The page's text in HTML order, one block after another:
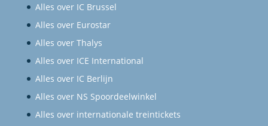
Alles over IC Brussel
Alles over Eurostar
Alles over Thalys
Alles over ICE International
Alles over IC Berlijn
Alles over NS Spoordeelwinkel
Alles over internationale treintickets